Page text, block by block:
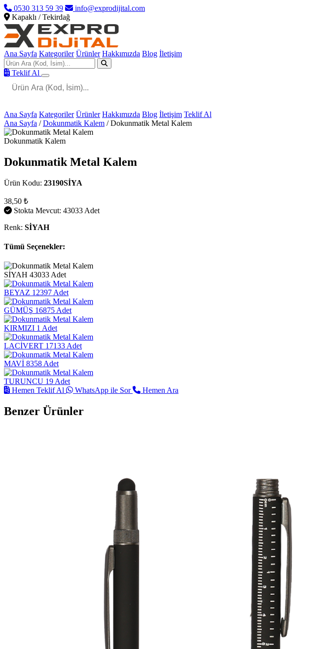
0530 313 59 39
info@exprodijital.com
Kapaklı / Tekirdağ
Ana Sayfa Kategoriler Ürünler Hakkımızda Blog İletişim
Teklif Al
Ana Sayfa Kategoriler Ürünler Hakkımızda Blog İletişim Teklif Al
Ana Sayfa / Dokunmatik Kalem / Dokunmatik Metal Kalem
Dokunmatik Kalem
Dokunmatik Metal Kalem
Ürün Kodu: 23190SİYA
38,50 ₺
Stokta Mevcut: 43033 Adet
Renk: SİYAH
Tümü Seçenekler:
SİYAH 43033 Adet
BEYAZ 12397 Adet
GÜMÜŞ 16875 Adet
KIRMIZI 1 Adet
LACİVERT 17133 Adet
MAVİ 8358 Adet
TURUNCU 19 Adet
Hemen Teklif Al
WhatsApp ile Sor Hemen Ara
Benzer Ürünler